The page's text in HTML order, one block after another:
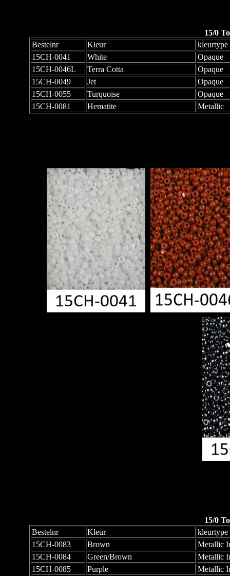
15/0
Bestelnr
Kleur
kleurtype
15CH-0041
White
Opaque
15CH-0046L
Terra Cotta
Opaque
15CH-0049
Jet
Opaque
15CH-0055
Turquoise
Opaque
15CH-0081
Hematite Metallic
15/0
Bestelnr
Kleur
kleurtype
15CH-0083
Brown
Metallic
15CH-0084
Green/Brown
Metallic
15CH-0085
Purple Metallic